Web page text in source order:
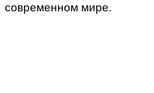
современном мире.